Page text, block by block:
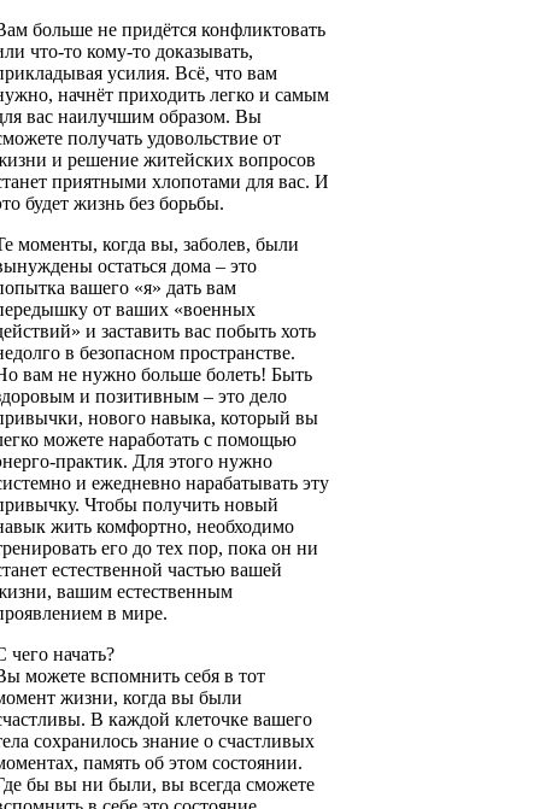
больше не придётся конфликтовать
что-то кому-то доказывать,
усилия. Всё, что вам
начнёт приходить легко и самым
вас наилучшим образом. Вы
получать удовольствие от
и решение житейских вопросов
приятными хлопотами для вас. И
будет жизнь без борьбы.
моменты, когда вы, заболев, были
остаться дома – это
вашего «я» дать вам
от ваших «военных
и заставить вас побыть хоть
в безопасном пространстве.
вам не нужно больше болеть! Быть
и позитивным – это дело
нового навыка, который вы
можете наработать с помощью
практик. Для этого нужно
и ежедневно нарабатывать эту
Чтобы получить новый
жить комфортно, необходимо
его до тех пор, пока он ни
естественной частью вашей
вашим естественным
в мире.
чего начать?
можете вспомнить себя в тот
жизни, когда вы были
В каждой клеточке вашего
сохранилось знание о счастливых
память об этом состоянии.
бы вы ни были, вы всегда сможете